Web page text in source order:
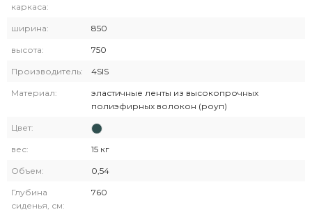
каркаса:
ширина: 850
высота: 750
Производитель: 4SIS
Материал:
эластичные ленты из высокопрочных
полиэфирных волокон (роуп)
Цвет:
вес: 15 кг
Объем: 0,54
Глубина
сиденья, см:
760